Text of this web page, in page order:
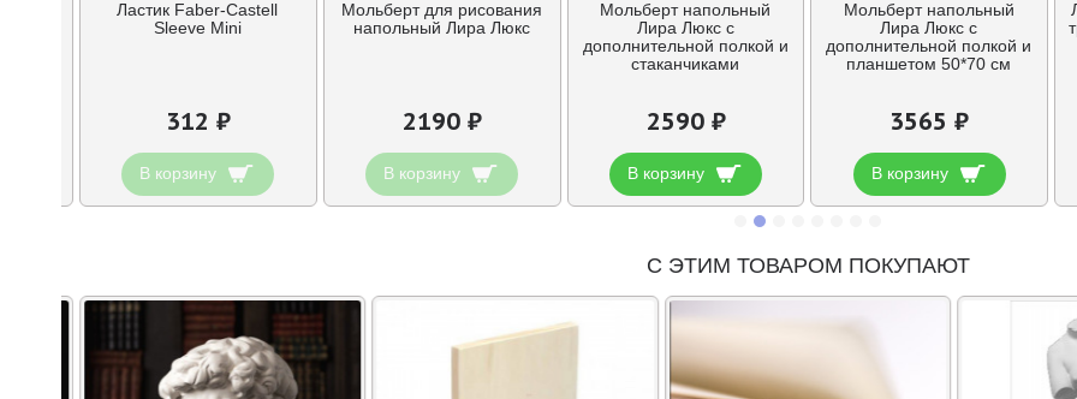
Ластик Faber-Castell
Sleeve Mini
312 ₽
В корзину
Мольберт для рисования
напольный Лира Люкс
2190 ₽
В корзину
Мольберт напольный
Лира Люкс с
дополнительной полкой и
стаканчиками
2590 ₽
В корзину
Мольберт напольный
Лира Люкс с
дополнительной полкой и
планшетом 50*70 см
3565 ₽
В корзину
С ЭТИМ ТОВАРОМ ПОКУПАЮТ